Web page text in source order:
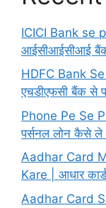
ICICI Bank se
आईसीआईसीआई
HDFC Bank
एचडीएफसी बैंक से
Phone Pe Se
पर्सनल लोन कैसे ले |
Aadhar Card
Kare | आधार
Aadhar Card